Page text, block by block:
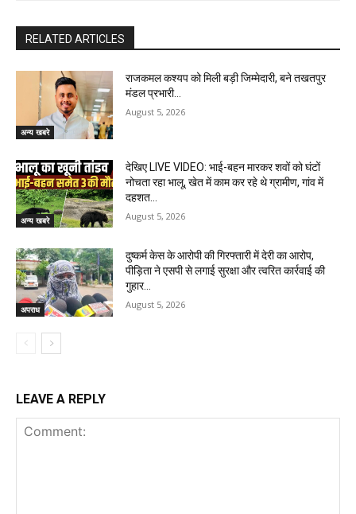
RELATED ARTICLES
अन्य खबरे
राजकमल कश्यप को मिली बड़ी जिम्मेदारी, बने तखतपुर
मंडल प्रभारी…
August 5, 2026
अन्य खबरे
देखिए LIVE VIDEO: भाई-बहन मारकर शवों को घंटों
नोचता रहा भालू, खेत में काम कर रहे थे ग्रामीण, गांव में
दहशत…
August 5, 2026
अपराध
दुष्कर्म केस के आरोपी की गिरफ्तारी में देरी का आरोप,
पीड़िता ने एसपी से लगाई सुरक्षा और त्वरित कार्रवाई की
गुहार…
August 5, 2026
LEAVE A REPLY